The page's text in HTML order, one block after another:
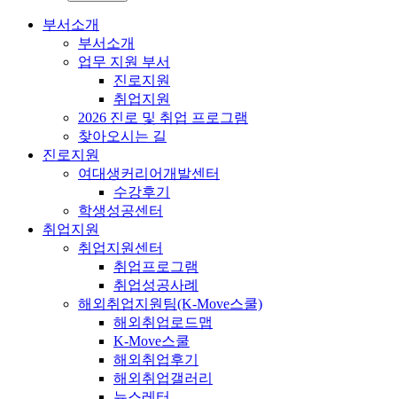
부서소개
부서소개
업무 지원 부서
진로지원
취업지원
2026 진로 및 취업 프로그램
찾아오시는 길
진로지원
여대생커리어개발센터
수강후기
학생성공센터
취업지원
취업지원센터
취업프로그램
취업성공사례
해외취업지원팀(K-Move스쿨)
해외취업로드맵
K-Move스쿨
해외취업후기
해외취업갤러리